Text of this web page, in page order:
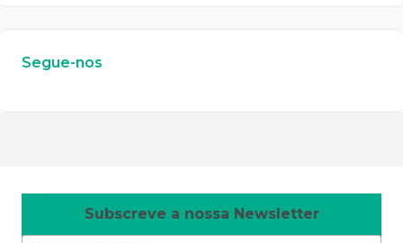
Segue-nos
Subscreve a nossa Newsletter